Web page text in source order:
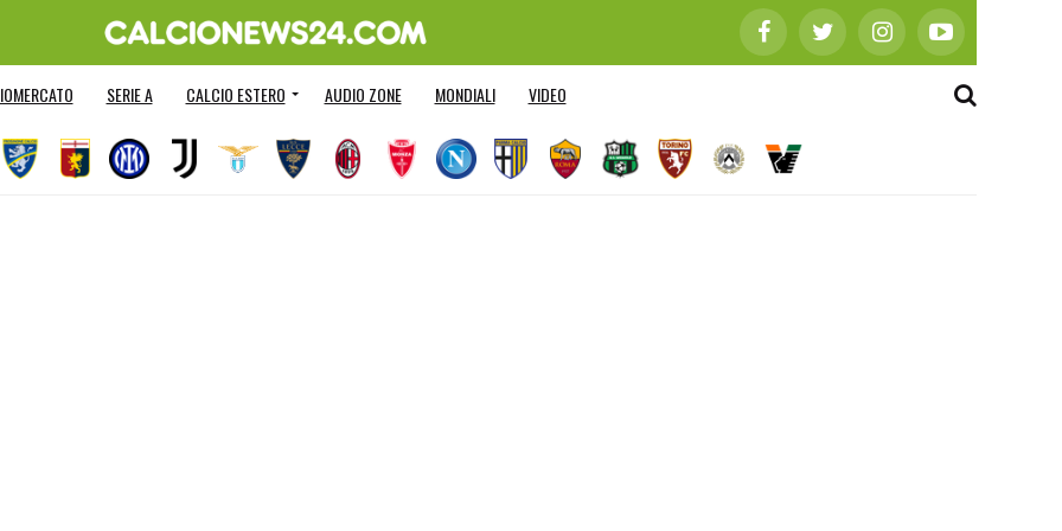
SERIE A CALCIO ESTERO AUDIO ZONE MONDIALI VIDEO